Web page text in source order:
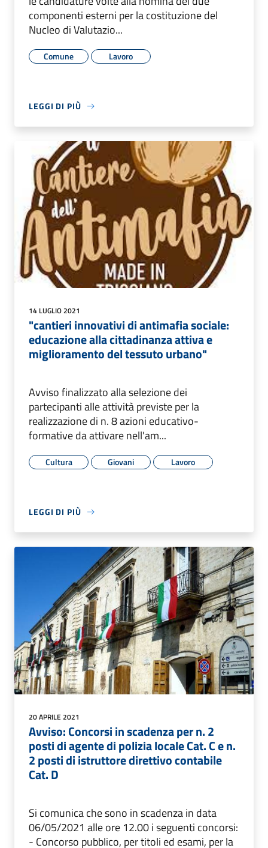
componenti esterni per la costituzione del
Nucleo di Valutazio...
Comune Lavoro
LEGGI DI PIÙ
14 LUGLIO 2021
"cantieri innovativi di antimafia sociale:
educazione alla cittadinanza attiva e
miglioramento del tessuto urbano"
Avviso finalizzato alla selezione dei
partecipanti alle attività previste per la
realizzazione di n. 8 azioni educativo-
formative da attivare nell'am...
Cultura Giovani Lavoro
LEGGI DI PIÙ
20 APRILE 2021
Avviso: Concorsi in scadenza per n. 2
posti di agente di polizia locale Cat. C e n.
2 posti di istruttore direttivo contabile
Cat. D
Si comunica che sono in scadenza in data
06/05/2021 alle ore 12.00 i seguenti concorsi:
- Concorso pubblico, per titoli ed esami, per la